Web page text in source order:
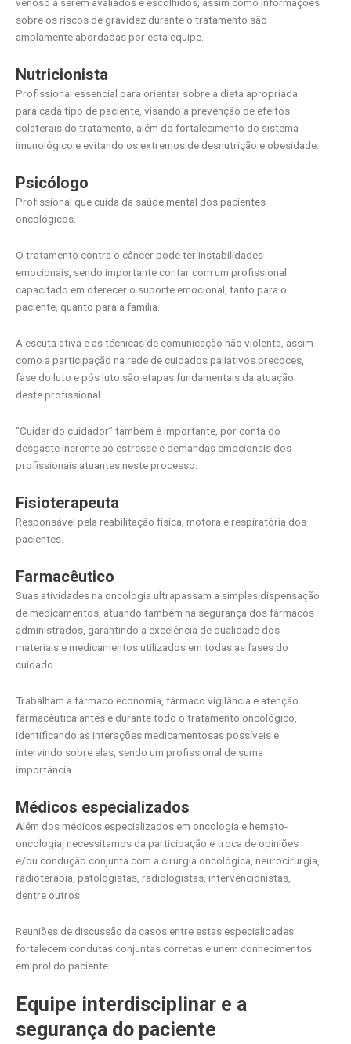
sobre os riscos de gravidez durante o tratamento são
amplamente abordadas por esta equipe.
Nutricionista
Profissional essencial para orientar sobre a dieta apropriada
para cada tipo de paciente, visando a prevenção de efeitos
colaterais do tratamento, além do fortalecimento do sistema
imunológico e evitando os extremos de desnutrição e obesidade.
Psicólogo
Profissional que cuida da saúde mental dos pacientes
oncológicos.
O tratamento contra o câncer pode ter instabilidades
emocionais, sendo importante contar com um profissional
capacitado em oferecer o suporte emocional, tanto para o
paciente, quanto para a família.
A escuta ativa e as técnicas de comunicação não violenta, assim
como a participação na rede de cuidados paliativos precoces,
fase do luto e pós luto são etapas fundamentais da atuação
deste profissional.
“Cuidar do cuidador” também é importante, por conta do
desgaste inerente ao estresse e demandas emocionais dos
profissionais atuantes neste processo.
Fisioterapeuta
Responsável pela reabilitação física, motora e respiratória dos
pacientes.
Farmacêutico
Suas atividades na oncologia ultrapassam a simples dispensação
de medicamentos, atuando também na segurança dos fármacos
administrados, garantindo a excelência de qualidade dos
materiais e medicamentos utilizados em todas as fases do
cuidado.
Trabalham a fármaco economia, fármaco vigilância e atenção
farmacêutica antes e durante todo o tratamento oncológico,
identificando as interações medicamentosas possíveis e
intervindo sobre elas, sendo um profissional de suma
importância.
Médicos especializados
Além dos médicos especializados em oncologia e hemato-
oncologia, necessitamos da participação e troca de opiniões
e/ou condução conjunta com a cirurgia oncológica, neurocirurgia,
radioterapia, patologistas, radiologistas, intervencionistas,
dentre outros.
Reuniões de discussão de casos entre estas especialidades
fortalecem condutas conjuntas corretas e unem conhecimentos
em prol do paciente.
Equipe interdisciplinar e a
segurança do paciente